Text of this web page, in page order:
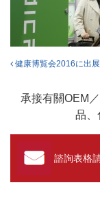
投稿ナ
健康博覧会2016に出
承接有關OEM
品、
諮詢表格